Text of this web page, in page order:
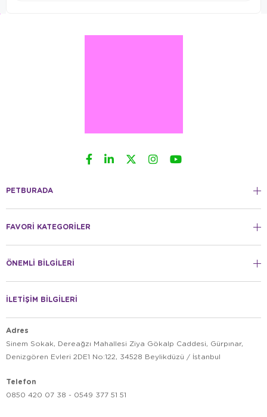
PETBURADA
FAVORİ KATEGORİLER
ÖNEMLİ BİLGİLERİ
İLETİŞİM BİLGİLERİ
Adres
Sinem Sokak, Dereağzı Mahallesi Ziya Gökalp Caddesi, Gürpınar,
Denizgören Evleri 2DE1 No:122, 34528 Beylikdüzü / İstanbul
Telefon
0850 420 07 38 - 0549 377 51 51